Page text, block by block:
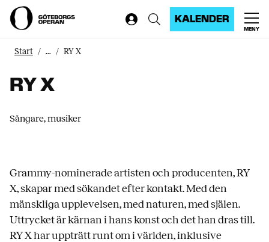
KALENDER
MENY
Start ... RY X
RY X
Sångare, musiker
Grammy-nominerade artisten och producenten, RY
X, skapar med sökandet efter kontakt. Med den
mänskliga upplevelsen, med naturen, med själen.
Uttrycket är kärnan i hans konst och det han dras till.
RY X har uppträtt runt om i världen, inklusive